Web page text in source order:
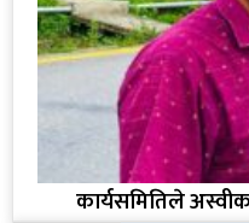
कार्यसमितिले